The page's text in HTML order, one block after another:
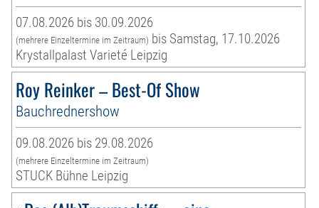
07.08.2026 bis 30.09.2026
(mehrere Einzeltermine im Zeitraum) bis Samstag, 17.10.2026
Krystallpalast Varieté Leipzig
Roy Reinker – Best-Of Show
Bauchrednershow
09.08.2026 bis 29.08.2026
(mehrere Einzeltermine im Zeitraum)
STUCK Bühne Leipzig